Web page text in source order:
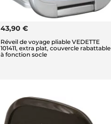
43,90 €
Réveil de voyage pliable VEDETTE
101411, extra plat, couvercle rabattable
à fonction socle